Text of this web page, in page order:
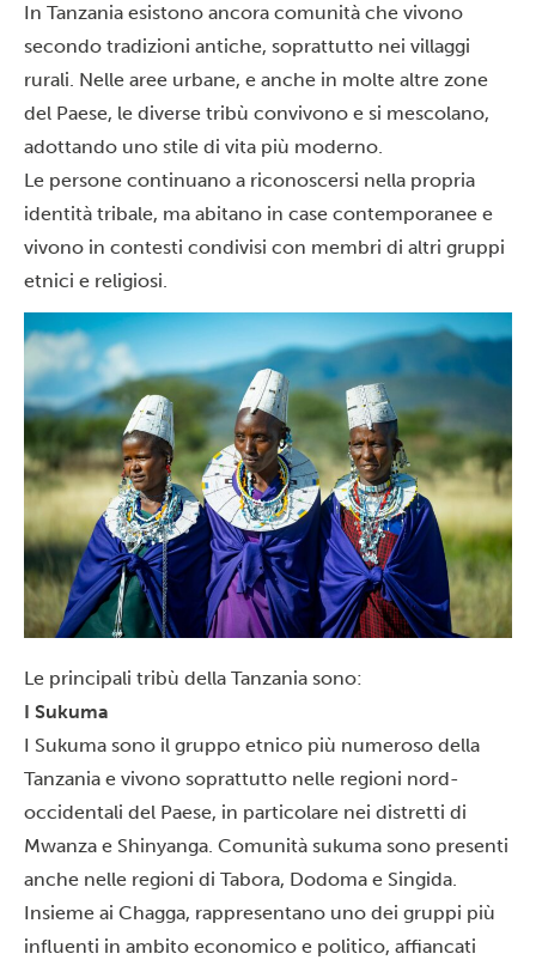
In Tanzania esistono ancora comunità che vivono
secondo tradizioni antiche, soprattutto nei villaggi
rurali. Nelle aree urbane, e anche in molte altre zone
del Paese, le diverse tribù convivono e si mescolano,
adottando uno stile di vita più moderno.
Le persone continuano a riconoscersi nella propria
identità tribale, ma abitano in case contemporanee e
vivono in contesti condivisi con membri di altri gruppi
etnici e religiosi.
Le principali tribù della Tanzania sono:
I Sukuma
I Sukuma sono il gruppo etnico più numeroso della
Tanzania e vivono soprattutto nelle regioni nord-
occidentali del Paese, in particolare nei distretti di
Mwanza e Shinyanga. Comunità sukuma sono presenti
anche nelle regioni di Tabora, Dodoma e Singida.
Insieme ai Chagga, rappresentano uno dei gruppi più
influenti in ambito economico e politico, affiancati